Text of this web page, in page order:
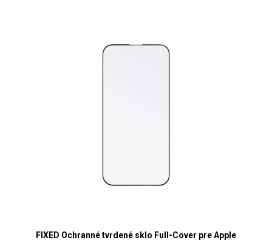
FIXED Ochranné tvrdené sklo Full-Cover pre Apple